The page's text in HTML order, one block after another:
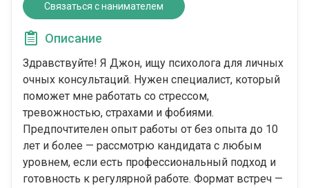
Связаться с нанимателем
Описание
Здравствуйте! Я Джон, ищу психолога для личных
очных консультаций. Нужен специалист, который
поможет мне работать со стрессом,
тревожностью, страхами и фобиями.
Предпочтителен опыт работы от без опыта до 10
лет и более — рассмотрю кандидата с любым
уровнем, если есть профессиональный подход и
готовность к регулярной работе. Формат встреч —